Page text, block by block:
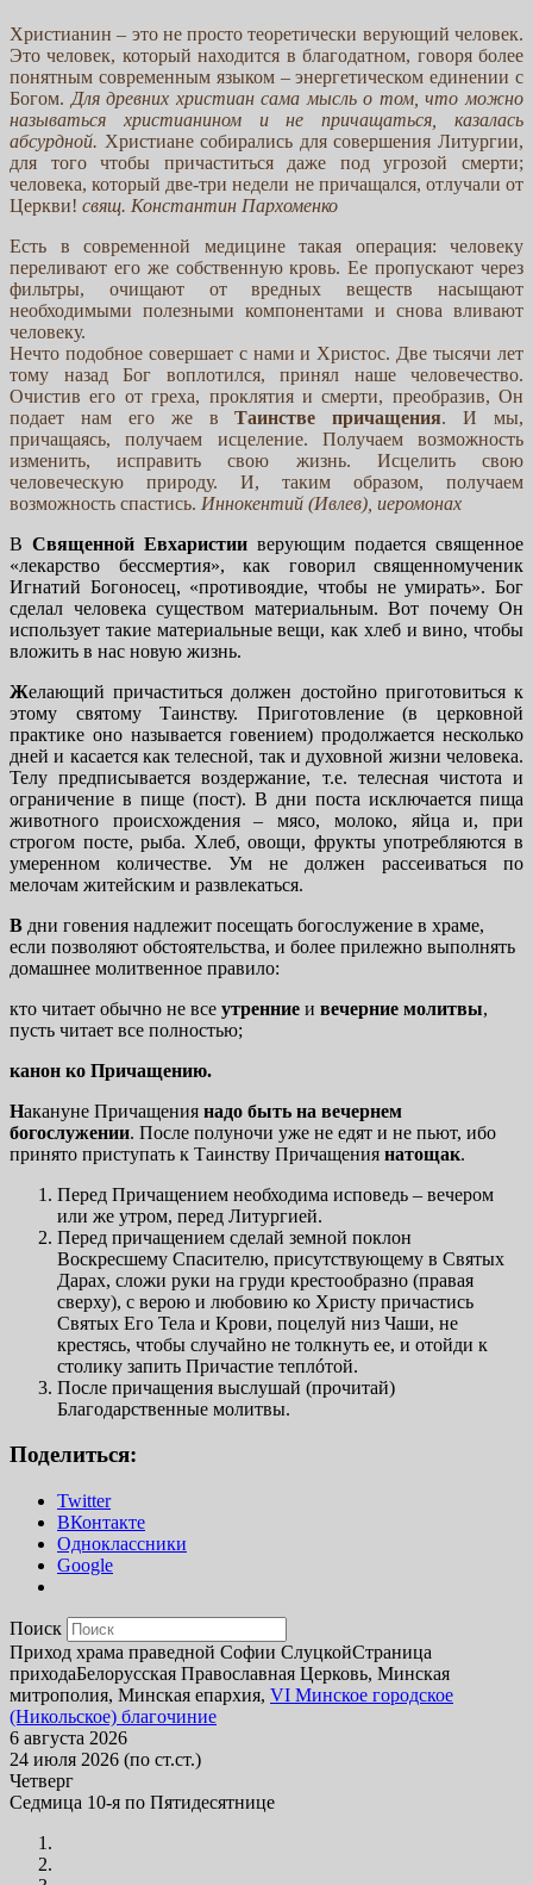
Христианин – это не просто теоретически верующий человек.
Это человек, который находится в благодатном, говоря более
понятным современным языком – энергетическом единении с
Богом. Для древних христиан сама мысль о том, что можно
называться христианином и не причащаться, казалась
абсурдной. Христиане собирались для совершения Литургии,
для того чтобы причаститься даже под угрозой смерти;
человека, который две-три недели не причащался, отлучали от
Церкви! свящ. Константин Пархоменко
Есть в современной медицине такая операция: человеку
переливают его же собственную кровь. Ее пропускают через
фильтры, очищают от вредных веществ насыщают
необходимыми полезными компонентами и снова вливают
человеку.
Нечто подобное совершает с нами и Христос. Две тысячи лет
тому назад Бог воплотился, принял наше человечество.
Очистив его от греха, проклятия и смерти, преобразив, Он
подает нам его же вТаинстве причащения. И мы,
причащаясь, получаем исцеление. Получаем возможность
изменить, исправить свою жизнь. Исцелить свою
человеческую природу. И, таким образом, получаем
возможность спастись. Иннокентий (Ивлев), иеромонах
В Священной Евхаристии верующим подается священное
«лекарство бессмертия», как говорил священномученик
Игнатий Богоносец, «противоядие, чтобы не умирать». Бог
сделал человека существом материальным. Вот почему Он
использует такие материальные вещи, как хлеб и вино, чтобы
вложить в нас новую жизнь.
Желающий причаститься должен достойно приготовиться к
этому святому Таинству. Приготовление (в церковной
практике оно называется говением) продолжается несколько
дней и касается как телесной, так и духовной жизни человека.
Телу предписывается воздержание, т.е. телесная чистота и
ограничение в пище (пост). В дни поста исключается пища
животного происхождения – мясо, молоко, яйца и, при
строгом посте, рыба. Хлеб, овощи, фрукты употребляются в
умеренном количестве. Ум не должен рассеиваться по
мелочам житейским и развлекаться.
В дни говения надлежит посещать богослужение в храме,
если позволяют обстоятельства, и более прилежно выполнять
домашнее молитвенное правило:
кто читает обычно не все утренние и вечерние молитвы,
пусть читает все полностью;
канон ко Причащению.
Накануне Причащения надо быть на вечернем
богослужении. После полуночи уже не едят и не пьют, ибо
принято приступать к Таинству Причащения натощак.
Перед Причащением необходима исповедь – вечером
или же утром, перед Литургией.
Перед причащением сделай земной поклон
Воскресшему Спасителю, присутствующему в Святых
Дарах, сложи руки на груди крестообразно (правая
сверху), с верою и любовию ко Христу причастись
Святых Его Тела и Крови, поцелуй низ Чаши, не
крестясь, чтобы случайно не толкнуть ее, и отойди к
столику запить Причастие теплóтой.
После причащения выслушай (прочитай)
Благодарственные молитвы.
Поделиться:
Twitter
ВКонтакте
Одноклассники
Google
Поиск
Приход храма праведной Софии СлуцкойСтраница
приходаБелорусская Православная Церковь, Минская
митрополия, Минская епархия, VI Минское городское
(Никольское) благочиние
6 августа 2026
24 июля 2026 (по ст.ст.)
Четверг
Седмица 10-я по Пятидесятнице